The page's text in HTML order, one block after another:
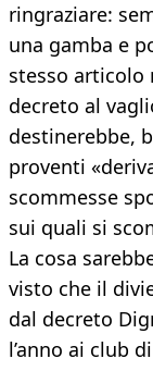
ringraziare:
una gamba e
stesso articolo
decreto al
destinerebbe,
proventi
scommesse
sui quali si
La cosa
visto che il
dal decreto
l’anno ai club